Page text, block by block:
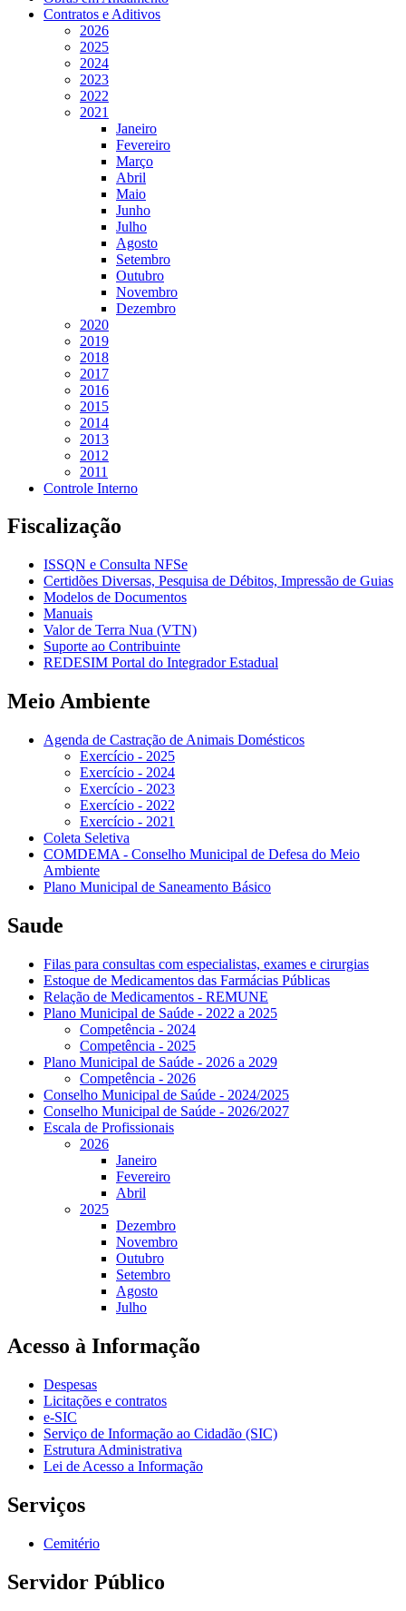
Contratos e Aditivos
2026
2025
2024
2023
2022
2021
Janeiro
Fevereiro
Março
Abril
Maio
Junho
Julho
Agosto
Setembro
Outubro
Novembro
Dezembro
2020
2019
2018
2017
2016
2015
2014
2013
2012
2011
Controle Interno
Fiscalização
ISSQN e Consulta NFSe
Certidões Diversas, Pesquisa de Débitos, Impressão de Guias
Modelos de Documentos
Manuais
Valor de Terra Nua (VTN)
Suporte ao Contribuinte
REDESIM Portal do Integrador Estadual
Meio Ambiente
Agenda de Castração de Animais Domésticos
Exercício - 2025
Exercício - 2024
Exercício - 2023
Exercício - 2022
Exercício - 2021
Coleta Seletiva
COMDEMA - Conselho Municipal de Defesa do Meio
Ambiente
Plano Municipal de Saneamento Básico
Saude
Filas para consultas com especialistas, exames e cirurgias
Estoque de Medicamentos das Farmácias Públicas
Relação de Medicamentos - REMUNE
Plano Municipal de Saúde - 2022 a 2025
Competência - 2024
Competência - 2025
Plano Municipal de Saúde - 2026 a 2029
Competência - 2026
Conselho Municipal de Saúde - 2024/2025
Conselho Municipal de Saúde - 2026/2027
Escala de Profissionais
2026
Janeiro
Fevereiro
Abril
2025
Dezembro
Novembro
Outubro
Setembro
Agosto
Julho
Acesso à Informação
Despesas
Licitações e contratos
e-SIC
Serviço de Informação ao Cidadão (SIC)
Estrutura Administrativa
Lei de Acesso a Informação
Serviços
Cemitério
Servidor Público